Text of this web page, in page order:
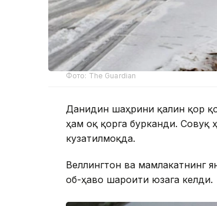
Фото: The Guardian
Данидин шаҳрини қалин қор
ҳам оқ қорга бурканди. Совуқ
кузатилмоқда.
Веллингтон ва мамлакатнинг
об-ҳаво шароити юзага келди.